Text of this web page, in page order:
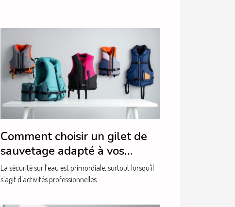
Comment choisir un gilet de
sauvetage adapté à vos
besoins professionnels ?
La sécurité sur l’eau est primordiale, surtout lorsqu'il
s'agit d'activités professionnelles....